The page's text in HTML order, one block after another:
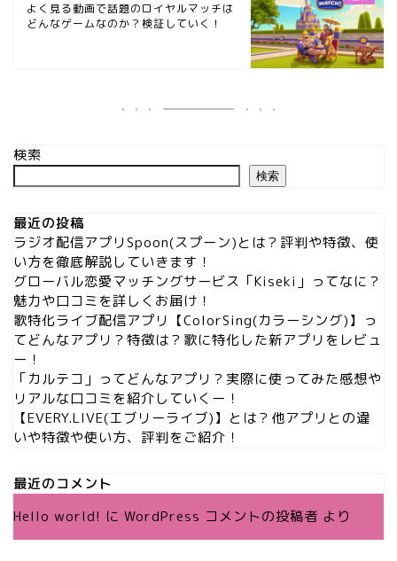
よく見る動画で話題のロイヤルマッチは
どんなゲームなのか？検証していく！
検索
検索
最近の投稿
ラジオ配信アプリSpoon(スプーン)とは？評判や特徴、使
い方を徹底解説していきます！
グローバル恋愛マッチングサービス「Kiseki」ってなに？
魅力や口コミを詳しくお届け！
歌特化ライブ配信アプリ【ColorSing(カラーシング)】っ
てどんなアプリ？特徴は？歌に特化した新アプリをレビュ
ー！
「カルテコ」ってどんなアプリ？実際に使ってみた感想や
リアルな口コミを紹介していくー！
【EVERY.LIVE(エブリーライブ)】とは？他アプリとの違
いや特徴や使い方、評判をご紹介！
最近のコメント
Hello world! に WordPress コメントの投稿者 より